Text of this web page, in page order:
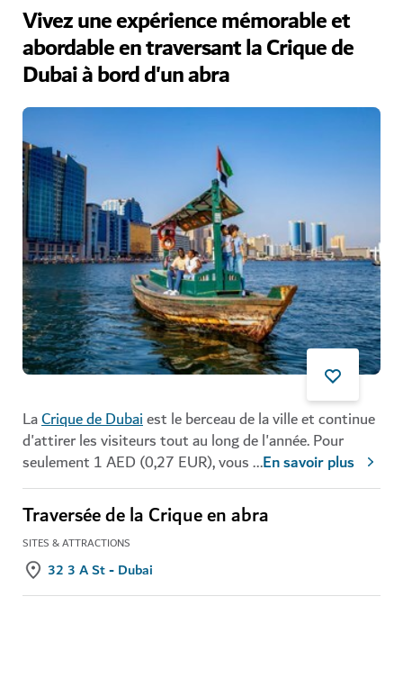
Vivez une expérience mémorable et
abordable en traversant la Crique de
Dubai à bord d'un abra
LaCrique de Dubaiest le berceau de la ville et continue
d'attirer les visiteurs tout au long de l'année. Pour
seulement 1 AED (0,27 EUR), vous...En savoir plus
Traversée de la Crique en abra
SITES & ATTRACTIONS
32 3 A St - Dubai